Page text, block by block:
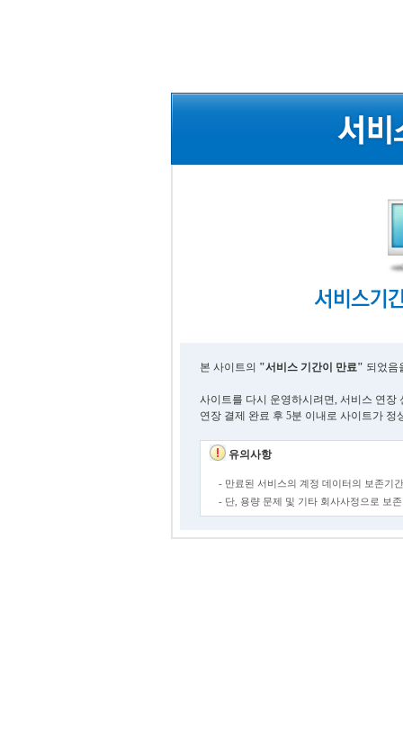
본 사이트의 "서비스 기간이 만료" 되었음
사이트를 다시 운영하시려면, 서비스 연장
연장 결제 완료 후 5분 이내로 사이트가 정
유의사항
- 만료된 서비스의 계정 데이터의 보존기
- 단, 용량 문제 및 기타 회사사정으로 보